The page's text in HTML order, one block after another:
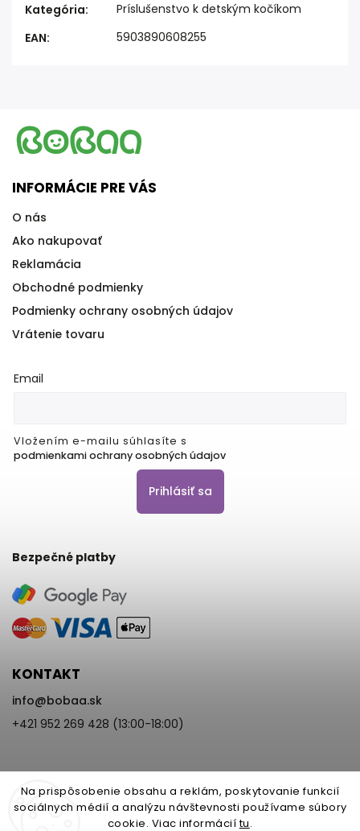
Na prispôsobenie obsahu a reklám, poskytovanie funkcií
sociálnych médií a analýzu návštevnosti používame súbory
cookie. Viac informáciítu.
Kategória:
Príslušenstvo k detským kočíkom
EAN: 5903890608255
INFORMÁCIE PRE VÁS
O nás
Ako nakupovať
Reklamácia
Obchodné podmienky
Podmienky ochrany osobných údajov
Vrátenie tovaru
Email
Vložením e-mailu súhlasíte s
podmienkami ochrany osobných údajov
Prihlásiť sa
Bezpečné platby
KONTAKT
info@bobaa.sk
+421 952 269 428 (13:00-18:00)